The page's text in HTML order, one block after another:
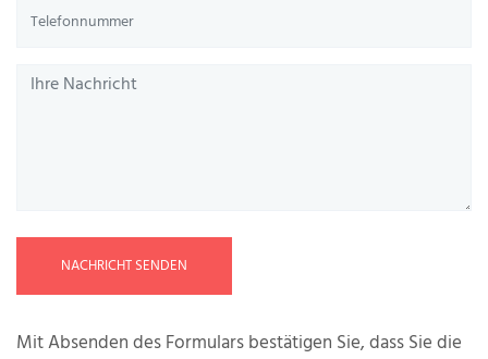
NACHRICHT SENDEN
Mit Absenden des Formulars bestätigen Sie, dass Sie die